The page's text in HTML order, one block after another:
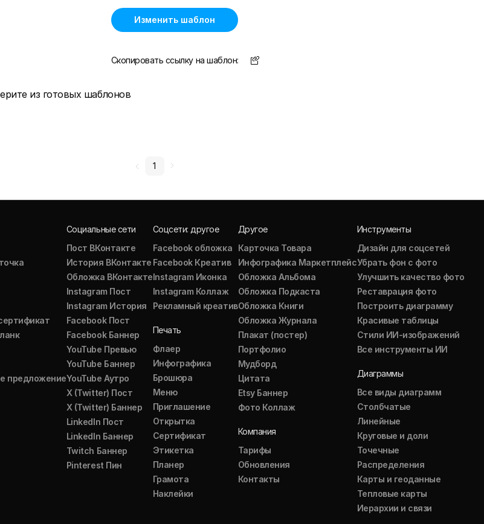
Изменить шаблон
Скопировать ссылку на шаблон:
из готовых шаблонов
1
предложение
Социальные сети
Пост ВКонтакте
История ВКонтакте
Обложка ВКонтакте
Instagram Пост
Instagram История
Facebook Пост
Facebook Баннер
YouTube Превью
YouTube Баннер
YouTube Аутро
X (Twitter) Пост
X (Twitter) Баннер
LinkedIn Пост
LinkedIn Баннер
Twitch Баннер
Pinterest Пин
Соцсети: другое
Facebook обложка
Facebook Креатив
Instagram Иконка
Instagram Коллаж
Рекламный креатив
Печать
Флаер
Инфографика
Брошюра
Меню
Приглашение
Открытка
Сертификат
Этикетка
Планер
Грамота
Наклейки
Другое
Карточка Товара
Инфографика Маркетплейс
Обложка Альбома
Обложка Подкаста
Обложка Книги
Обложка Журнала
Плакат (постер)
Портфолио
Мудборд
Цитата
Etsy Баннер
Фото Коллаж
Компания
Тарифы
Обновления
Контакты
Инструменты
Дизайн для соцсетей
Убрать фон с фото
Улучшить качество фото
Реставрация фото
Построить диаграмму
Красивые таблицы
Стили ИИ-изображений
Все инструменты ИИ
Диаграммы
Все виды диаграмм
Столбчатые
Линейные
Круговые и доли
Точечные
Распределения
Карты и геоданные
Тепловые карты
Иерархии и связи